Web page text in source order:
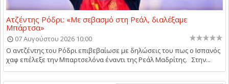
Ατζέντης Ρόδρι: «Με σεβασμό στη Ρεάλ, διαλέξαμε
Μπάρτσα»
07 Αυγούστου 2026 10:00
Ο αντζέντης του Ρόδρι επιβεβαίωσε με δηλώσεις του πως ο Ισπανός
χαφ επέλεξε την Μπαρτσελόνα έναντι της Ρεάλ Μαδρίτης. Στην...